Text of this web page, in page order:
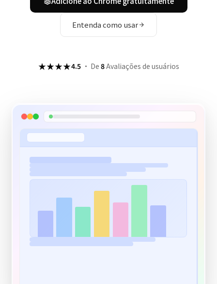
Entenda como usar
★★★★4.5· De 8Avaliações de usuários